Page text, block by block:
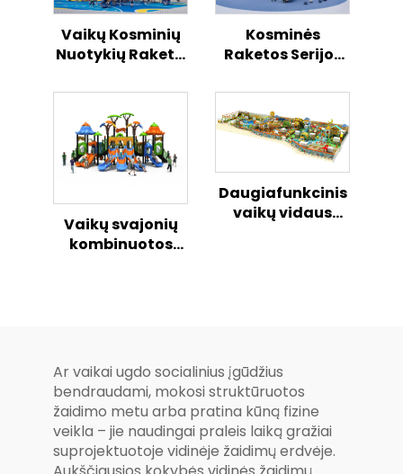
Vaikų Kosminių
Nuotykių Raketa
Danguje Žaidimų
Aikštelė
Kosminės
Raketos Serijos
Danguje Žaidimų
Aikštelė
Vaikų svajonių
kombinuotos
Daugiafunkcinis
vaikų vidaus
Ar vaikai ugdo socialinius įgūdžius
bendraudami, mokosi struktūruotos
žaidimo metu arba pratina kūną fizine
veikla – jie naudingai praleis laiką gražiai
suprojektuotoje vidinėje žaidimų erdvėje.